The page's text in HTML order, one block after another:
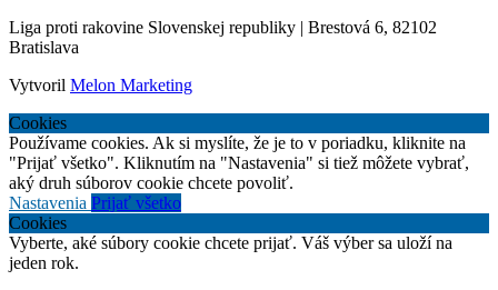
Liga proti rakovine Slovenskej republiky | Brestová 6, 82102
Bratislava
Vytvoril Melon Marketing
Cookies
Používame cookies. Ak si myslíte, že je to v poriadku, kliknite na
"Prijať všetko". Kliknutím na "Nastavenia" si tiež môžete vybrať,
aký druh súborov cookie chcete povoliť.
Nastavenia Prijať všetko
Cookies
Vyberte, aké súbory cookie chcete prijať. Váš výber sa uloží na
jeden rok.